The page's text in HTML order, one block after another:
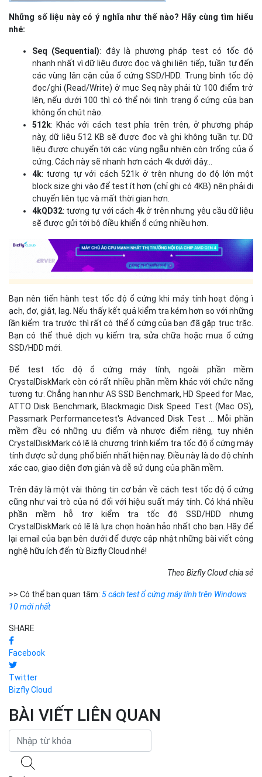
Những số liệu này có ý nghĩa như thế nào? Hãy cùng tìm hiểu
nhé:
Seq (Sequential): đây là phương pháp test có tốc độ
nhanh nhất vì dữ liệu được đọc và ghi liên tiếp, tuần tự đến
các vùng lân cận của ổ cứng SSD/HDD. Trung bình tốc độ
đọc/ghi (Read/Write) ở mục Seq này phải từ 100 điểm trở
lên, nếu dưới 100 thì có thể nói tình trạng ổ cứng của bạn
không ổn chút nào.
512k: Khác với cách test phía trên trên, ở phương pháp
này, dữ liệu 512 KB sẽ được đọc và ghi không tuần tự. Dữ
liệu được chuyển tới các vùng ngẫu nhiên còn trống của ổ
cứng. Cách này sẽ nhanh hơn cách 4k dưới đây...
4k: tương tự với cách 521k ở trên nhưng do độ lớn một
block size ghi vào để test ít hơn (chỉ ghi có 4KB) nên phải di
chuyển liên tục và mất thời gian hơn.
4kQD32: tương tự với cách 4k ở trên nhưng yêu cầu dữ liệu
sẽ được gửi tới bộ điều khiển ổ cứng nhiều hơn.
Bạn nên tiến hành test tốc độ ổ cứng khi máy tính hoạt động ì
ạch, đơ, giật, lag. Nếu thấy kết quả kiểm tra kém hơn so với những
lần kiểm tra trước thì rất có thể ổ cứng của bạn đã gặp trục trặc.
Bạn có thể thuê dịch vụ kiểm tra, sửa chữa hoặc mua ổ cứng
SSD/HDD mới.
Để test tốc độ ổ cứng máy tính, ngoài phần mềm
CrystalDiskMark còn có rất nhiều phần mềm khác với chức năng
tương tự. Chẳng hạn như AS SSD Benchmark, HD Speed for Mac,
ATTO Disk Benchmark, Blackmagic Disk Speed Test (Mac OS),
Passmark Performancetest's Advanced Disk Test ... Mỗi phần
mềm đều có những ưu điểm và nhược điểm riêng, tuy nhiên
CrystalDiskMark có lẽ là chương trình kiểm tra tốc độ ổ cứng máy
tính được sử dụng phổ biến nhất hiện nay. Điều này là do độ chính
xác cao, giao diện đơn giản và dễ sử dụng của phần mềm.
Trên đây là một vài thông tin cơ bản về cách test tốc độ ổ cứng
cũng như vai trò của nó đối với hiệu suất máy tính. Có khá nhiều
phần mềm hỗ trợ kiểm tra tốc độ SSD/HDD nhưng
CrystalDiskMark có lẽ là lựa chọn hoàn hảo nhất cho bạn. Hãy để
lại email của bạn bên dưới để được cập nhật những bài viết công
nghệ hữu ích đến từ Bizfly Cloud nhé!
Theo Bizfly Cloud chia sẻ
>> Có thể bạn quan tâm: 5 cách test ổ cứng máy tính trên Windows
10 mới nhất
SHARE
Facebook
Twitter
Bizfly Cloud
BÀI VIẾT LIÊN QUAN